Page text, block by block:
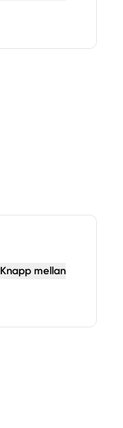
Knapp mellan